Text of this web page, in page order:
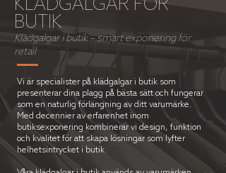
KLÄDGALGAR FÖR
BUTIK
Klädgalgar i butik – smart exponering för
retail
Vi är specialister på klädgalgar i butik som
presenterar dina plagg på bästa sätt och fungerar
som en naturlig förlängning av ditt varumärke.
Med decennier av erfarenhet inom
butiksexponering kombinerar vi design, funktion
och kvalitet för att skapa lösningar som lyfter
helhetsintrycket i butik.